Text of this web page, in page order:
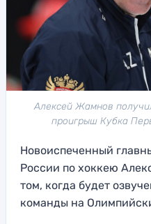
Алексей Жамнов
проигрыш Кубка
Новоиспеченный
России по хоккею
том, когда будет
команды на